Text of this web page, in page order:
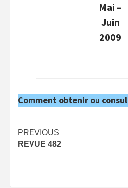
Mai –
Juin
2009
Comment obtenir ou
Post
navigation
PREVIOUS
REVUE 482